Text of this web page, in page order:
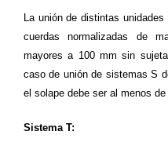
La unión de distintas
cuerdas normalizadas de
mayores a 100 mm sin
caso de unión de sistemas S
el solape debe ser al menos de
Sistema T: